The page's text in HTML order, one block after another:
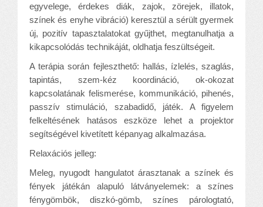
egyvelege, érdekes diák, zajok, zörejek, illatok,
színek és enyhe vibráció) keresztül a sérült gyermek
új, pozitív tapasztalatokat gyűjthet, megtanulhatja a
kikapcsolódás technikáját, oldhatja feszültségeit.
A terápia során fejleszthető: hallás, ízlelés, szaglás,
tapintás, szem-kéz koordináció, ok-okozat
kapcsolatának felismerése, kommunikáció, pihenés,
passzív stimuláció, szabadidő, játék. A figyelem
felkeltésének hatásos eszköze lehet a projektor
segítségével kivetített képanyag alkalmazása.
Relaxációs jelleg:
Meleg, nyugodt hangulatot árasztanak a színek és
fények játékán alapuló látványelemek: a színes
fénygömbök, diszkó-gömb, színes párologtató,